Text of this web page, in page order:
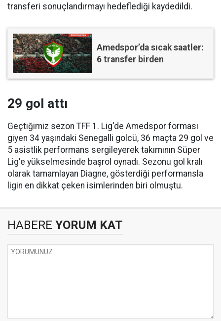
transferi sonuçlandırmayı hedeflediği kaydedildi.
Amedspor’da sıcak saatler:
6 transfer birden
29 gol attı
Geçtiğimiz sezon TFF 1. Lig'de Amedspor forması
giyen 34 yaşındaki Senegalli golcü, 36 maçta 29 gol ve
5 asistlik performans sergileyerek takımının Süper
Lig'e yükselmesinde başrol oynadı. Sezonu gol kralı
olarak tamamlayan Diagne, gösterdiği performansla
ligin en dikkat çeken isimlerinden biri olmuştu.
HABERE YORUM KAT